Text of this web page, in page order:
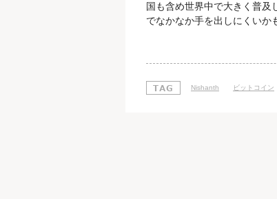
国も含め世界中で大きく普
でなかなか手を出しにくいか
トコインとは ビットコイン
9月13日現在の1BTCは
Nishanth ビットコイン